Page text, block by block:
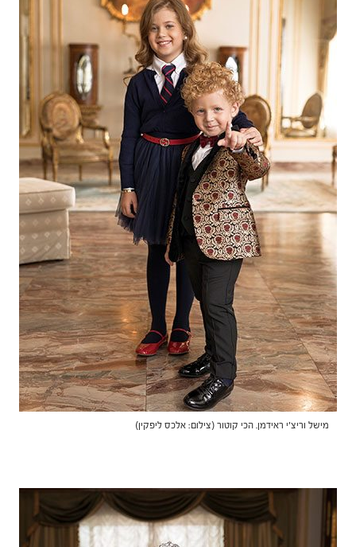
מישל וריצ'י ראידמן. הכי קוטור (צילום: אלכס ליפקין)